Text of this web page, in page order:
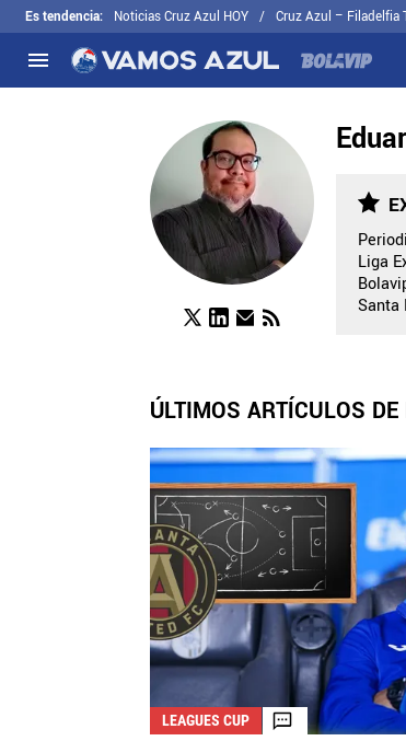
Es tendencia: Noticias Cruz Azul HOY Cruz Azul – Filadelfia
Apertura 2026
Más noticias
FUERA DE LA LIGA
Concachampions
Leagues Cup
EX Cruz Azul
Selección Mexicana
Liga
Santa
ÚLTIMOS ARTÍCULOS
LEAGUES CUP